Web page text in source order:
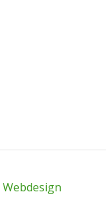
Webdesign